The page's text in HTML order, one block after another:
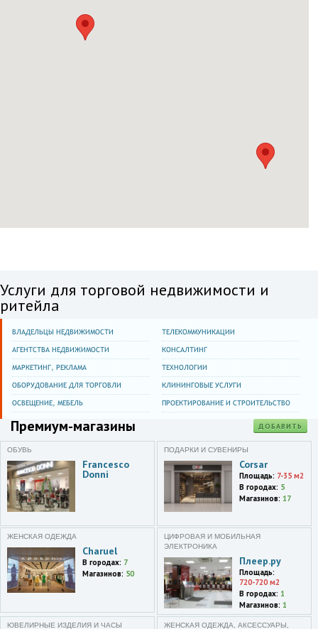
Услуги для торговой недвижимости и
ритейла
ВЛАДЕЛЬЦЫ НЕДВИЖИМОСТИ ТЕЛЕКОММУНИКАЦИИ
АГЕНТСТВА НЕДВИЖИМОСТИ КОНСАЛТИНГ
МАРКЕТИНГ, РЕКЛАМА ТЕХНОЛОГИИ
ОБОРУДОВАНИЕ ДЛЯ ТОРГОВЛИ КЛИНИНГОВЫЕ УСЛУГИ
ОСВЕЩЕНИЕ, МЕБЕЛЬ ПРОЕКТИРОВАНИЕ И СТРОИТЕЛЬСТВО
ДОБАВИТЬ
Премиум-магазины
ОБУВЬ
Francesco
Donni
ПОДАРКИ И СУВЕНИРЫ
Corsar
Площадь: 7-35 м2
В городах: 5
Магазинов: 17
ЖЕНСКАЯ ОДЕЖДА
Charuel
В городах: 7
Магазинов: 50
ЦИФРОВАЯ И МОБИЛЬНАЯ
ЭЛЕКТРОНИКА
Плеер.ру
Площадь:
720-720 м2
В городах: 1
Магазинов: 1
ЮВЕЛИРНЫЕ ИЗДЕЛИЯ И ЧАСЫ
ЖЕНСКАЯ ОДЕЖДА, АКСЕССУАРЫ,